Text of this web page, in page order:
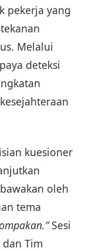
pekerja yang
Melalui
deteksi
kuesioner
oleh
tema
Sesi
Tim